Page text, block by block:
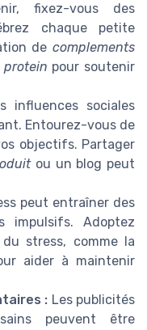
fixez-vous des
chaque petite
de complements
protein pour soutenir
influences sociales
Entourez-vous de
objectifs. Partager
ou un blog peut
peut entraîner des
impulsifs. Adoptez
stress, comme la
aider à maintenir
: Les publicités
peuvent être